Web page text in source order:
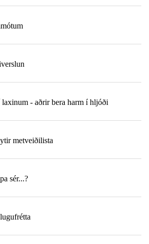
- aðrir bera harm í hljóði
metveiðilista
sér...?